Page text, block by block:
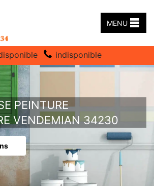
MENU
indisponible
PEINTURE
VENDEMIAN 34230